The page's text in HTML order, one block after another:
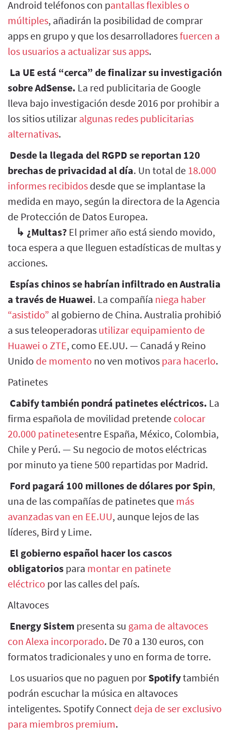
Android teléfonos con pantallas flexibles o
múltiples, añadirán la posibilidad de comprar
apps en grupo y que los desarrolladoresfuercen a
los usuarios a actualizar sus apps.
La UE está “cerca” de finalizar su investigación
sobre AdSense. La red publicitaria de Google
lleva bajo investigación desde 2016 por prohibir a
los sitios utilizar algunas redes publicitarias
alternativas.
Desde la llegada del RGPD se reportan 120
brechas de privacidad al día. Un total de 18.000
informes recibidos desde que se implantase la
medida en mayo, según la directora de la Agencia
de Protección de Datos Europea.
↳ ¿Multas? El primer año está siendo movido,
toca espera a que lleguen estadísticas de multas y
acciones.
Espías chinos se habrían infiltrado en Australia
a través de Huawei. La compañía niega haber
“asistido” al gobierno de China. Australia prohibió
a sus teleoperadoras utilizar equipamiento de
Huawei o ZTE, como EE.UU. — Canadá y Reino
Unido de momento no ven motivos para hacerlo.
Patinetes
Cabify también pondrá patinetes eléctricos. La
firma española de movilidad pretende colocar
20.000 patinetesentre España, México, Colombia,
Chile y Perú. — Su negocio de motos eléctricas
por minuto ya tiene 500 repartidas por Madrid.
Ford pagará 100 millones de dólares por Spin,
una de las compañías de patinetes que más
avanzadas van en EE.UU, aunque lejos de las
líderes, Bird y Lime.
El gobierno español hacer los cascos
obligatorios para montar en patinete
eléctrico por las calles del país.
Altavoces
Energy Sistem presenta su gama de altavoces
con Alexa incorporado. De 70 a 130 euros, con
formatos tradicionales y uno en forma de torre.
Los usuarios que no paguen por Spotifytambién
podrán escuchar la música en altavoces
inteligentes. Spotify Connect deja de ser exclusivo
para miembros premium.